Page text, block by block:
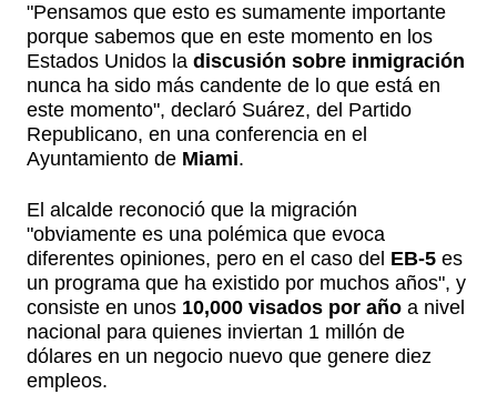
"Pensamos que esto es sumamente importante
porque sabemos que en este momento en los
Estados Unidos la discusión sobre inmigración
nunca ha sido más candente de lo que está en
este momento", declaró Suárez, del Partido
Republicano, en una conferencia en el
Ayuntamiento de Miami.
El alcalde reconoció que la migración
"obviamente es una polémica que evoca
diferentes opiniones, pero en el caso del EB-5 es
un programa que ha existido por muchos años", y
consiste en unos 10,000 visados por año a nivel
nacional para quienes inviertan 1 millón de
dólares en un negocio nuevo que genere diez
empleos.